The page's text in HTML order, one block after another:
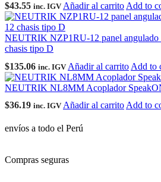
$43.55 inc. IGV Añadir al carritoAdd to
NEUTRIK NZP1RU-12 panel angulado
chasis tipo D
$135.06 inc. IGV Añadir al carrito Add to
NEUTRIK NL8MM Acoplador
$36.19 inc. IGV Añadir al carrito Add to
envíos a todo el Perú
Compras seguras